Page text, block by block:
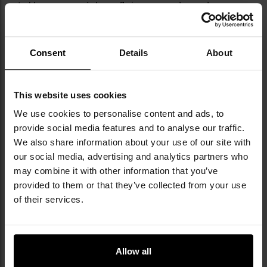
Consent Details About
This website uses cookies
We use cookies to personalise content and ads, to
provide social media features and to analyse our traffic.
We also share information about your use of our site with
our social media, advertising and analytics partners who
may combine it with other information that you’ve
provided to them or that they’ve collected from your use
of their services.
Allow all
to klasyczny wzór kamuflażu wprowadzony do
amerykańskich sił zbrojnych na początku lat 80.,
wzorem używanym przez wojsko USA, aż do końca
pierwszej dekady XXI wieku. Charakteryzuje się
brązu, beżu i czerni, co zapewnia dobre właściwości
maskujące i deformujące, szczególnie w terenach
leśnych. Dzięki swojej skuteczności i globalnej
rozpoznawalności doczekał się licznych wariacji, które
trafiły do ponad 60 formacji mundurowych na całym
świecie. Wzór ten wywarł również ogromny wpływ na
popkulturę, przechodząc z zastosowań wojskowych do
mody codziennej.
Informacja o producencie i bezpieczeństwo